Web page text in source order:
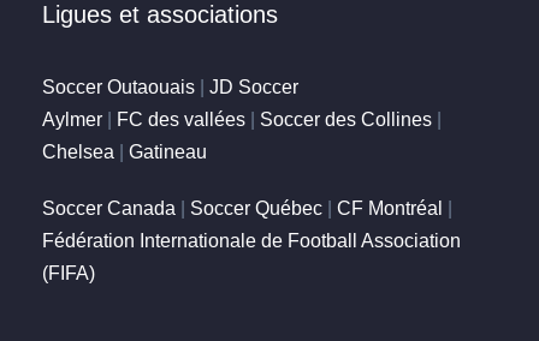
Ligues et associations
Soccer Outaouais
JD Soccer
Aylmer
FC des vallées Soccer des Collines
Chelsea
Gatineau
Soccer Canada Soccer Québec CF Montréal
Fédération Internationale de Football Association
(FIFA)